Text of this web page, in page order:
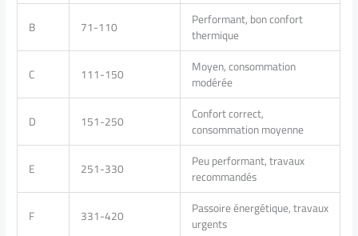
B
71-110 Performant, bon confort
thermique
C
111-150 Moyen, consommation
modérée
D
151-250 Confort correct,
consommation moyenne
E
251-330 Peu performant, travaux
recommandés
F
331-420 Passoire énergétique, travaux
urgents